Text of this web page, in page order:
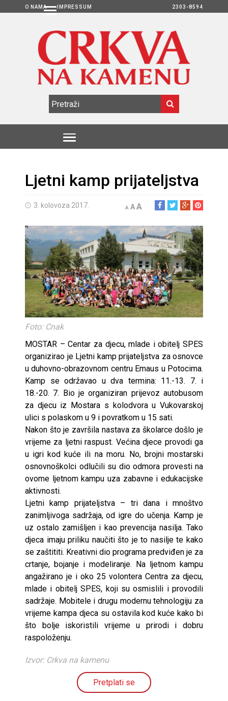
O NAMA IMPRESSUM 2303-8594
Ljetni kamp prijateljstva
3. kolovoza 2017. A AA
Foto: Cnak
MOSTAR – Centar za djecu, mlade i obitelj SPES
organizirao je Ljetni kamp prijateljstva za osnovce
u duhovno-obrazovnom centru Emaus u Potocima.
Kamp se održavao u dva termina: 11.-13. 7. i
18.-20. 7. Bio je organiziran prijevoz autobusom
za djecu iz Mostara s kolodvora u Vukovarskoj
ulici s polaskom u 9 i povratkom u 15 sati.
Nakon što je završila nastava za školarce došlo je
vrijeme za ljetni raspust. Većina djece provodi ga
u igri kod kuće ili na moru. No, brojni mostarski
osnovnoškolci odlučili su dio odmora provesti na
ovome ljetnom kampu uza zabavne i edukacijske
aktivnosti.
Ljetni kamp prijateljstva – tri dana i mnoštvo
zanimljivoga sadržaja, od igre do učenja. Kamp je
uz ostalo zamišljen i kao prevencija nasilja. Tako
djeca imaju priliku naučiti što je to nasilje te kako
se zaštititi. Kreativni dio programa predviđen je za
crtanje, bojanje i modeliranje. Na ljetnom kampu
angažirano je i oko 25 volontera Centra za djecu,
mlade i obitelj SPES, koji su osmislili i provodili
sadržaje. Mobitele i drugu modernu tehnologiju za
vrijeme kampa djeca su ostavila kod kuće kako bi
što bolje iskoristili vrijeme u prirodi i dobru
raspoloženju.
Izvor: Crkva na kamenu
Pretplati se